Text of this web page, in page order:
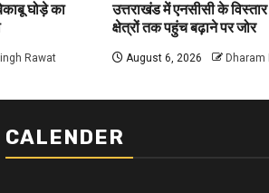
घोड़े का
Rawat
उत्तराखंड में एनसीसी के
क्षेत्रों तक पहुंच बढ़ाने पर जोर
August 6, 2026 Dharam
CALENDER